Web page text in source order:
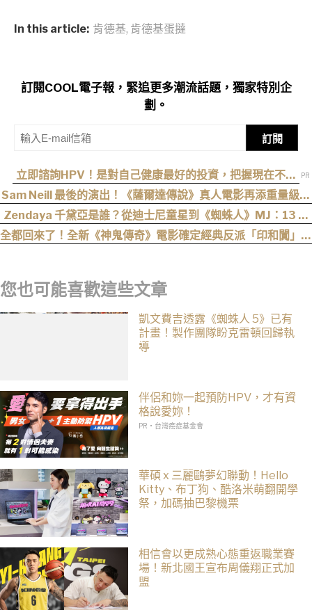
In this article: 肯德基, 肯德基蛋撻
訂閱COOL電子報，緊追更多潮流話題，獨家特別企
劃。
訂閱
立即諮詢HPV！是對自己健康最好的投資，把握現在不嫌
晚！
Sam Neill 最後的演出！《薩爾達傳說》真人電影再添重量級卡
司
Zendaya 千黛亞是誰？從迪士尼童星到《蜘蛛人》MJ：13 歲
出道後幾乎沒有完整休假
全都回來了！全新《神鬼傳奇》電影確定經典反派「印和闐」也
您也可能喜歡這些文章
凱文費吉透露《蜘蛛人 5》已有
計畫！製作團隊盼克雷頓回歸執
導
伴侶和妳一起預防HPV，才有資
格說愛妳！
PR・台灣癌症基金會
華碩 x 三麗鷗夢幻聯動！Hello
Kitty、布丁狗、酷洛米萌翻開學
祭，加碼抽巴黎機票
相信會以更成熟心態重返職業賽
場！新北國王宣布周儀翔正式加
盟